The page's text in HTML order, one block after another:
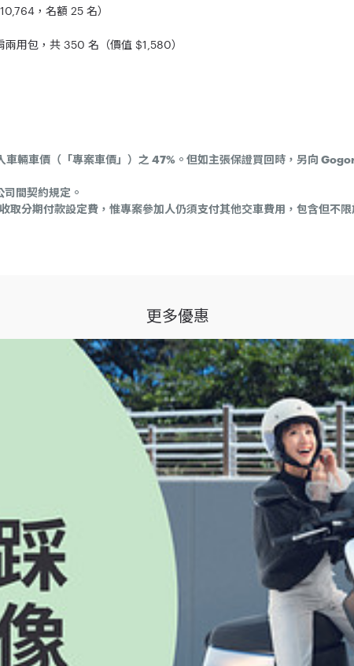
，名額 25 名）
用包，共 350 名（價值 $1,580）
輛車價（「專案車價」）之 47%。但如主張保證買回時，另向
間契約規定。
取分期付款設定費，惟專案參加人仍須支付其他交車費用，包含但不
規劃之時程）進行抽獎，並於抽獎後於本活動網頁公佈得獎者（下稱「得獎者
收領用獎項，屆期未至門市辦理相關事宜，視為放棄得獎資格。
寄送至指定地址的方式，寄送地址為參加人於 Gogoro 官方網站所提供之會員資
未依 Gogoro聯繫時指定之期限前使用或領取贈品，均視同放棄受贈資格，
聯名款 Y 型架斜肩兩用包」如有瑕疵不良、或品項有誤之狀況，參加人可
tw/giftquery 查詢。
準，參加人不得挑選。
），每月電池服務費用折抵新台幣 $299 元/月 （下稱「電池服務優惠內容」）
用折抵優惠時，本活動電池服務優惠內容自動延後至其他Gogoro Network智慧
，如任何結帳週期之電池服務費用扣除適用之優惠內容後如為0元，則當期電池
務費用、加值服務費用或任何其他費用。
電池服務優惠內容依實際使用天數比例計算。
停電池服務，惟優惠期間及電池服務優惠內容，不因電池服務合約暫停而延長及遞
稱「指定電動機車」）之服務費用，不得折抵包含但不限於其他非指定電動機車
其他物品、減免其他月份之加值服務費用或任何其他費用，或將上述電池服務優惠
智慧電池合約，優惠內容視為放棄。
止，繼受人除應依電池服務合約辦理重新簽署電池服務合約外，無法繼續享有電
更多優惠